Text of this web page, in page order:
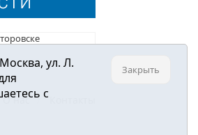
О нас
ул. Л.
с
Закрыть